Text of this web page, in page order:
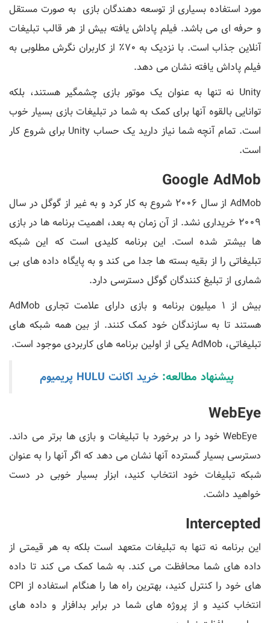
مورد استفاده بسیاری از توسعه دهندگان بازی به صورت مستقل
و حرفه ای می باشد. فیلم پاداش یافته بیش از هر قالب تبلیغات
آنلاین جذاب است. با نزدیک به 70٪ از کاربران نگرش مطلوبی به
فیلم پاداش یافته نشان می دهد.
Unity نه تنها به عنوان یک موتور بازی چشمگیر هستند، بلکه
توانایی بالقوه آنها برای کمک به شما در تبلیغات بازی بسیار خوب
است. تمام آنچه شما نیاز دارید یک حساب Unity برای شروع کار
است.
Google AdMob
AdMob از سال 2006 شروع به کار کرد و به غیر از گوگل در سال
2009 خریداری نشد. از آن زمان به بعد، اهمیت برنامه ها در بازی
ها بیشتر شده است. این برنامه کلیدی است که این شبکه
تبلیغاتی را از بقیه بسته ها جدا می کند و به پایگاه داده های بی
شماری از تبلیغ کنندگان گوگل دسترسی دارد.
بیش از 1 میلیون برنامه و بازی دارای علامت تجاری AdMob
هستند تا به سازندگان خود کمک کنند. از بین همه شبکه های
تبلیغاتی، AdMob یکی از اولین برنامه های کاربردی موجود است.
پیشنهاد مطالعه: خرید اکانت HULU پریمیوم
WebEye
WebEye خود را در برخورد با تبلیغات و بازی ها برتر می داند.
دسترسی بسیار گسترده آنها نشان می دهد که اگر آنها را به عنوان
شبکه تبلیغات خود انتخاب کنید، ابزار بسیار خوبی در دست
خواهید داشت.
Intercepted
این برنامه نه تنها به تبلیغات متعهد است بلکه به هر قیمتی از
داده های شما محافظت می کند. به شما کمک می کند تا داده
های خود را کنترل کنید، بهترین راه ها را هنگام استفاده از CPI
انتخاب کنید و از پروژه های شما در برابر بدافزار و داده های